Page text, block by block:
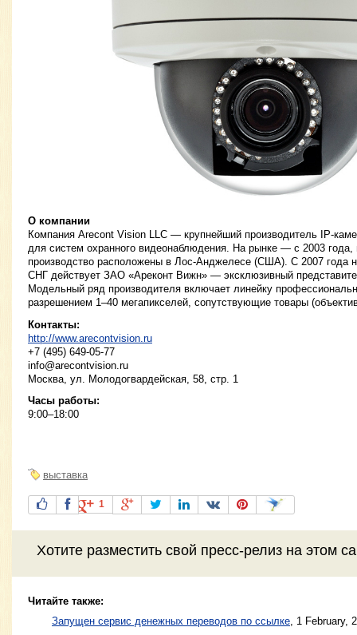
О компании
Компания Arecont Vision LLC — крупнейший производитель IP-
для систем охранного видеонаблюдения. На рынке — с 2003 года,
производство расположены в Лос-Анджелесе (США). С 2007 года
СНГ действует ЗАО «Ареконт Вижн» — эксклюзивный
Модельный ряд производителя включает линейку
разрешением 1–40 мегапикселей, сопутствующие товары
Контакты:
http://www.arecontvision.ru
+7 (495) 649-05-77
info@arecontvision.ru
Москва, ул. Молодогвардейская, 58, стр. 1
Часы работы:
9:00–18:00
выставка
1
Хотите разместить свой пресс-релиз на этом
Читайте также:
Запущен сервис денежных переводов по ссылке 1 February,